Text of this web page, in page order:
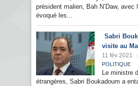
président malien, Bah N’Daw, avec
évoqué les...
Sabri
visite au
11 fév 2021
POLITIQUE
Le ministre
étrangères, Sabri Boukadoum a